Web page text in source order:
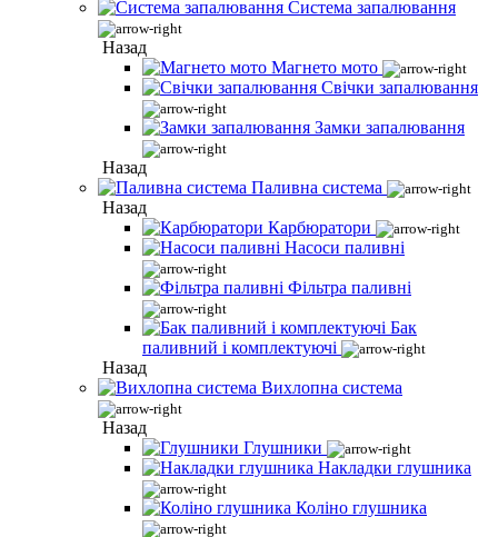
Система запалювання
Назад
Магнето мото
Свічки запалювання
Замки запалювання
Назад
Паливна система
Назад
Карбюратори
Насоси паливні
Фільтра паливні
Бак
паливний і комплектуючі
Назад
Вихлопна система
Назад
Глушники
Накладки глушника
Коліно глушника